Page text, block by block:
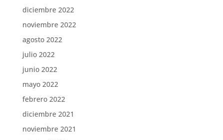
diciembre 2022
noviembre 2022
agosto 2022
julio 2022
junio 2022
mayo 2022
febrero 2022
diciembre 2021
noviembre 2021